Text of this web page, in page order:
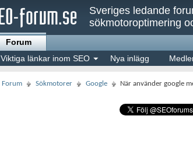
Sveriges ledande
sökmotoroptimering
Forum
Viktiga länkar inom SEO
Nya inlägg
Forum Sökmotorer Google När använder google